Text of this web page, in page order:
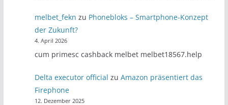
melbet_fekn zu Phonebloks – Smartphone-Konzept
der Zukunft?
4. April 2026
cum primesc cashback melbet melbet18567.help
Delta executor official zuAmazon präsentiert das
Firephone
12. Dezember 2025